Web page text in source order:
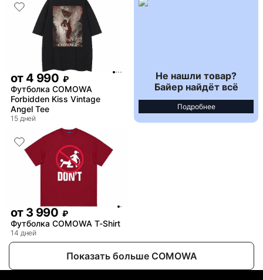
от 4 990 ₽
Футболка COMOWA
Forbidden Kiss Vintage
Angel Tee
15 дней
Не нашли товар?
Байер найдёт всё
Подробнее
от 3 990 ₽
Футболка COMOWA T-Shirt
14 дней
Показать больше COMOWA